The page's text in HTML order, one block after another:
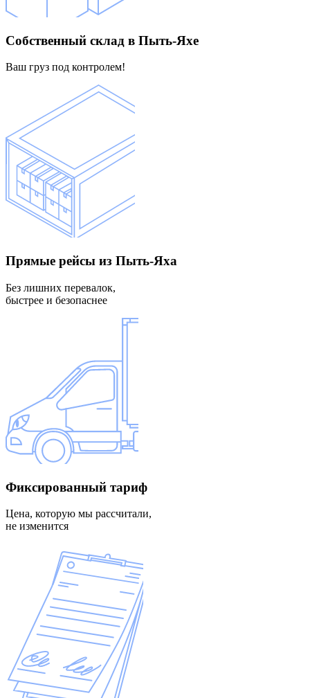
Собственный склад в Пыть-Яхе
Ваш груз под контролем!
Прямые рейсы из Пыть-Яха
Без лишних перевалок,
быстрее и безопаснее
Фиксированный тариф
Цена, которую мы рассчитали,
не изменится